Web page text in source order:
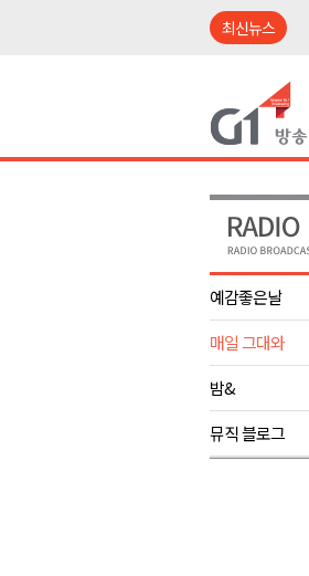
최신뉴스
예감좋은날
매일 그대와
밤&
뮤직 블로그